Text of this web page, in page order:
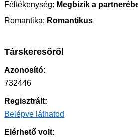
Féltékenység: Megbízik a
Romantika: Romantikus
Társkeresőről
Azonosító:
732446
Regisztrált:
Belépve láthatod
Elérhető volt: